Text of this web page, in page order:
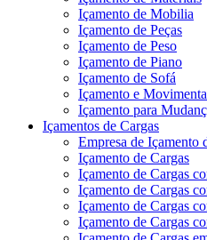
Içamento de Mobilia
Içamento de Peças
Içamento de Peso
Içamento de Piano
Içamento de Sofá
Içamento e
Içamento para
Içamentos de Cargas
Empresa de Içamento
Içamento de Cargas
Içamento de Cargas
Içamento de Cargas
Içamento de Cargas
Içamento de Cargas